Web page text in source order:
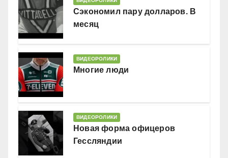
Сэкономил пару долларов. В
месяц
ВИДЕОРОЛИКИ
Многие люди
ВИДЕОРОЛИКИ
Новая форма офицеров
Гессляндии